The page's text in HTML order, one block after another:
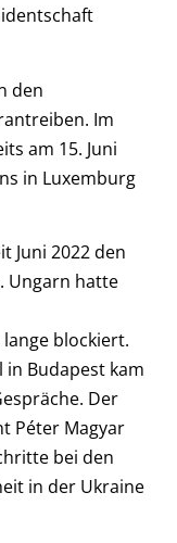
den
Im
am 15. Juni
in Luxemburg
Juni 2022 den
Ungarn hatte
blockiert.
in Budapest kam
Der
Péter Magyar
bei den
in der Ukraine